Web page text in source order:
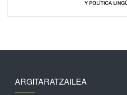
ARGITARATZAILEA